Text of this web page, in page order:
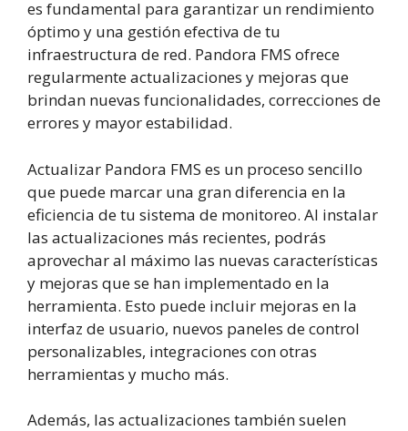
es fundamental para garantizar un rendimiento
óptimo y una gestión efectiva de tu
infraestructura de red. Pandora FMS ofrece
regularmente actualizaciones y mejoras que
brindan nuevas funcionalidades, correcciones de
errores y mayor estabilidad.
Actualizar Pandora FMS es un proceso sencillo
que puede marcar una gran diferencia en la
eficiencia de tu sistema de monitoreo. Al instalar
las actualizaciones más recientes, podrás
aprovechar al máximo las nuevas características
y mejoras que se han implementado en la
herramienta. Esto puede incluir mejoras en la
interfaz de usuario, nuevos paneles de control
personalizables, integraciones con otras
herramientas y mucho más.
Además, las actualizaciones también suelen